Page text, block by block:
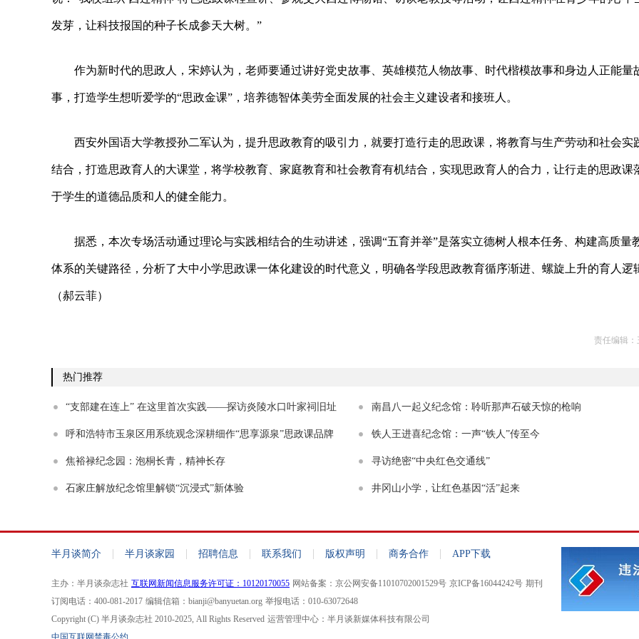
发芽，让科技报国的种子长成参天大树。”
作为新时代的思政人，宋婷认为，老师要通过讲好党史故事、英雄模范人物故事、时代楷模故事和身边人正能量
事，打造学生想听爱学的“思政金课”，培养德智体美劳全面发展的社会主义建设者和接班人。
西安外国语大学教授孙二军认为，提升思政教育的吸引力，就要打造行走的思政课，将教育与生产劳动和社会实
结合，打造思政育人的大课堂，将学校教育、家庭教育和社会教育有机结合，实现思政育人的合力，让行走的思政课
于学生的道德品质和人的健全能力。
据悉，本次专场活动通过理论与实践相结合的生动讲述，强调“五育并举”是落实立德树人根本任务、构建高质量
体系的关键路径，分析了大中小学思政课一体化建设的时代意义，明确各学段思政教育循序渐进、螺旋上升的育人逻
（郝云菲）
责任编辑：
热门推荐
“支部建在连上” 在这里首次实践——探访炎陵水口叶家祠旧址 南昌八一起义纪念馆：聆听那声石破天惊的枪响
呼和浩特市玉泉区用系统观念深耕细作“思享源泉”思政课品牌 铁人王进喜纪念馆：一声“铁人”传至今
焦裕禄纪念园：泡桐长青，精神长存 寻访绝密“中央红色交通线”
石家庄解放纪念馆里解锁“沉浸式”新体验 井冈山小学，让红色基因“活”起来
半月谈简介 | 半月谈家园 | 招聘信息 | 联系我们 | 版权声明 | 商务合作 | APP下载
主办：半月谈杂志社 互联网新闻信息服务许可证：10120170055 网站备案：京公网安备11010702001529号 京ICP备16044242号 期刊
订阅电话：400-081-2017 编辑信箱：bianji@banyuetan.org 举报电话：010-63072648
Copyright (C) 半月谈杂志社 2010-2025, All Rights Reserved 运营管理中心：半月谈新媒体科技有限公司
中国互联网禁毒公约